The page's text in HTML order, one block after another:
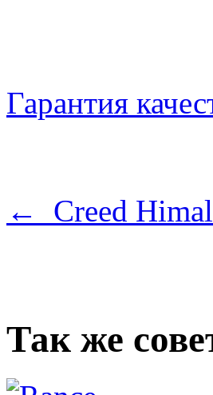
Гарантия
← Creed
Так же